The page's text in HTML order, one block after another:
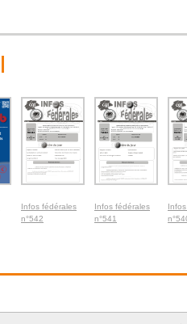
Infos fédérales
n°542
Infos fédérales
n°541